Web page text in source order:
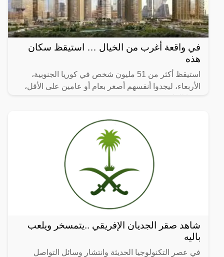
في واقعة أغرب من الخيال … استيقظ سكان
هذه
استيقظ أكثر من 51 مليون شخص في كوريا الجنوبية،
الأربعاء، ليجدوا أنفسهم أصغر بعام أو عامين على الأقل،
شاهد صقر الجديان الإفريقي ..يتمسخر ويلعب
باليه
في عصر التكنولوجيا الحديثة وانتشار وسائل التواصل